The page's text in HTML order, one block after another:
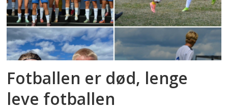
Fotballen er død, lenge
leve fotballen